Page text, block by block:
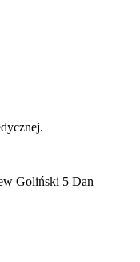
Goliński 5 Dan